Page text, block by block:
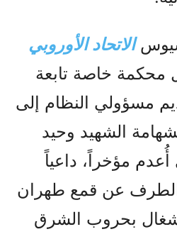
الاتحاد الأوروبي
محكمة خاصة تابعة
مسؤولي النظام إلى
الشهيد وحيد
مؤخراً، داعياً
عن قمع طهران
بحروب الشرق